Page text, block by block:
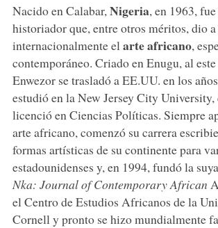
Nacido en Calabar, Nigeria, en 1963,
historiador que, entre otros méritos, dio
internacionalmente el arte africano,
contemporáneo. Criado en Enugu, al
Enwezor se trasladó a EE.UU. en los
estudió en la New Jersey City University,
licenció en Ciencias Políticas. Siempre
arte africano, comenzó su carrera
formas artísticas de su continente para
estadounidenses y, en 1994, fundó la
Nka: Journal of Contemporary African
el Centro de Estudios Africanos de la
Cornell y pronto se hizo mundialmente